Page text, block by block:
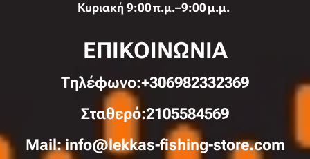
Κυριακή 9:00 π.μ.–9:00 μ.μ.
ΕΠΙΚΟΙΝΩΝΙΑ
Τηλέφωνo:+306982332369
Σταθερό:2105584569
Mail: info@lekkas-fishing-store.com